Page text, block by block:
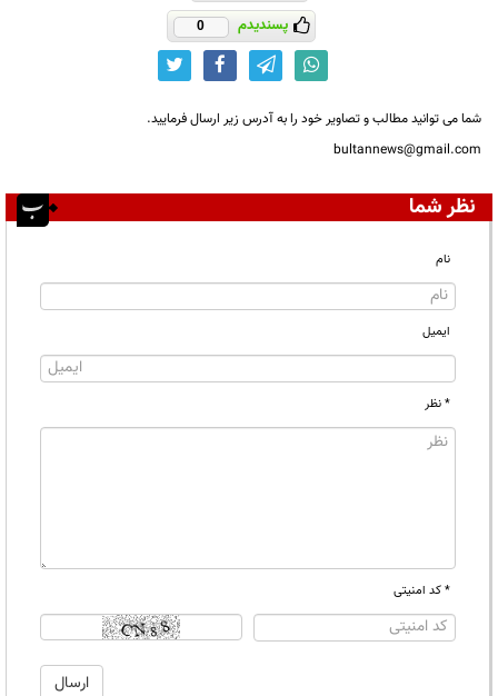
پسندیدم 0
شما می توانید مطالب و تصاویر خود را به آدرس زیر ارسال فرمایید.
bultannews@gmail.com
نظر شما
نام
ایمیل
* نظر
* کد امنیتی